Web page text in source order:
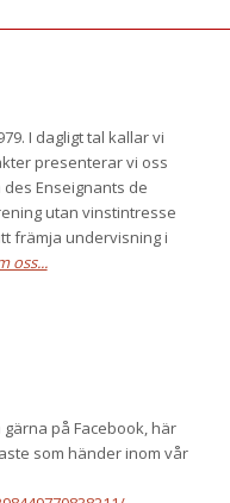
I dagligt tal kallar vi
presenterar vi oss
Enseignants de
utan vinstintresse
främja undervisning i
oss...
på Facebook, här
som händer inom vår